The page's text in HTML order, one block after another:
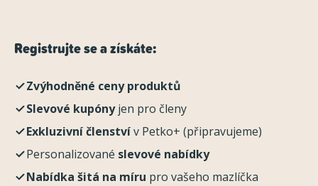
Registrujte se a získáte:
Zvýhodněné ceny produktů
Slevové kupónyjen pro členy
Exkluzivní členstvív Petko+ (připravujeme)
Personalizované slevové nabídky
Nabídka šitá na míru pro vašeho mazlíčka